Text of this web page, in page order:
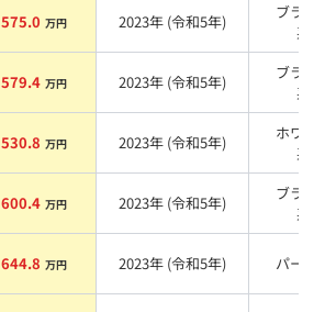
575.0 万円 2023年 (令和5年)
ブラッ
系
579.4 万円 2023年 (令和5年)
ブラッ
系
530.8 万円 2023年 (令和5年)
ホワイ
系
600.4 万円 2023年 (令和5年)
ブラッ
系
644.8 万円 2023年 (令和5年) パール